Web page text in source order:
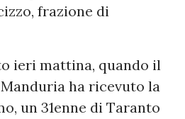
frazione di
ieri mattina, quando il
ha ricevuto la
un 31enne di Taranto